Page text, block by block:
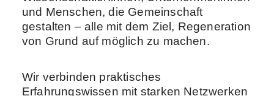
und Menschen, die Gemeinschaft
gestalten – alle mit dem Ziel, Regeneration
von Grund auf möglich zu machen.
Wir verbinden praktisches
Erfahrungswissen mit starken Netzwerken